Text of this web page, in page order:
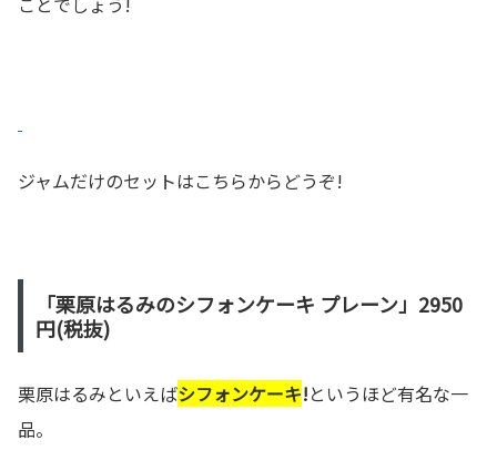
ジャムだけのセットはこちらからどうぞ!
「栗原はるみのシフォンケーキ プレーン」2950
円(税抜)
栗原はるみといえばシフォンケーキ!というほど有名な一
品。